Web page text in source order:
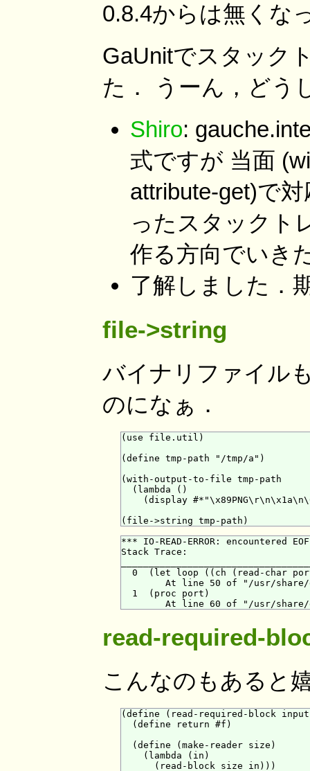
0.8.4からは無くな
GaUnitでスタック
た． うーん，どう
Shiro:
式ですが 当面
attribute-get)で
ったスタックト
作る方向でいき
了解しました．
file->string
バイナリファイル
のになぁ．
(use file.util)
(define tmp-path "/tmp/a")
(with-output-to-file tmp-path
  (lambda ()
(display
*** IO-READ-ERROR:
Stack Trace:
0  (let loop ((ch (read-char
At line 50 of "/usr/
  1  (proc port)
read-required-
こんなのもあると
(define (read-required-block
  (define return #f)
  (define (make-reader size)
    (lambda (in)
      (read-block size in)))